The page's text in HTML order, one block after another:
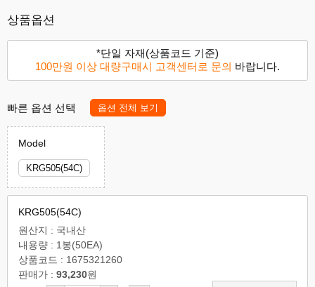
상품옵션
*단일 자재(상품코드 기준)
100만원 이상 대량구매시 고객센터로 문의 바랍니다.
빠른 옵션 선택 옵션 전체 보기
Model
KRG505(54C)
KRG505(54C)
원산지 : 국내산
내용량 : 1봉(50EA)
상품코드 : 1675321260
판매가 : 93,230원